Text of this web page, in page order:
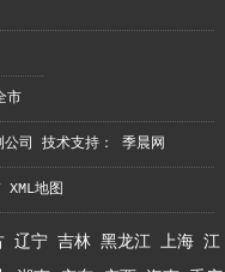
市
司 技术支持：季晨网
XML地图
辽宁 吉林 黑龙江 上海 江